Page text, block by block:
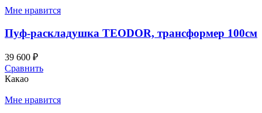
Мне нравится
Пуф-раскладушка TEODOR, трансформер 100см
39 600 ₽
Сравнить
Какао
Мне нравится